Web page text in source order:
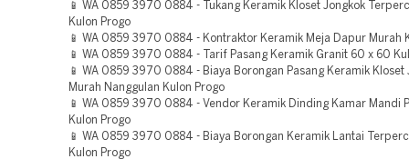
📱 WA 0859 3970 0884 - Tukang Keramik Kloset Jongkok
Kulon Progo
📱 WA 0859 3970 0884 - Kontraktor Keramik Meja Dapur Murah
📱 WA 0859 3970 0884 - Tarif Pasang Keramik Granit 60 x 60
📱 WA 0859 3970 0884 - Biaya Borongan Pasang Keramik Kloset
Murah Nanggulan Kulon Progo
📱 WA 0859 3970 0884 - Vendor Keramik Dinding Kamar Mandi
Kulon Progo
📱 WA 0859 3970 0884 - Biaya Borongan Keramik Lantai
Kulon Progo